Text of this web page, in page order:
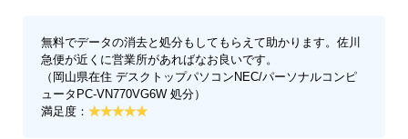
無料でデータの消去と処分もしてもらえて助かります。佐川
急便が近くに営業所があればなお良いです。
（岡山県在住 デスクトップパソコンNEC/パーソナルコンピ
ュータPC-VN770VG6W 処分）
満足度：